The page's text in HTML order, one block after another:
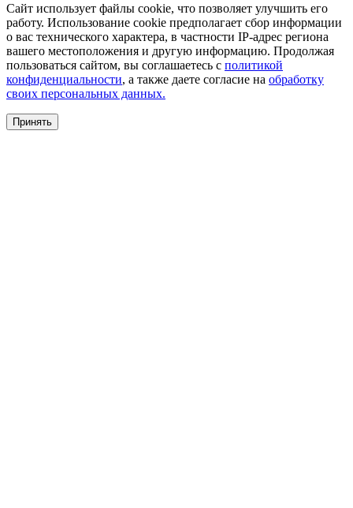
Сайт использует файлы cookie, что позволяет улучшить его
работу. Использование cookie предполагает сбор информации
о вас технического характера, в частности IP-адрес региона
вашего местоположения и другую информацию. Продолжая
пользоваться сайтом, вы соглашаетесь с политикой
конфиденциальности, а также даете согласие на обработку
своих персональных данных.
Принять